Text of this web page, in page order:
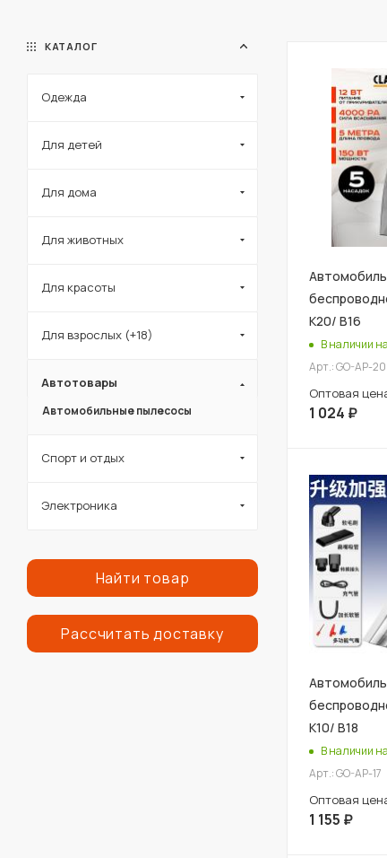
К20/ В16
В наличии
Арт.: GO-AP-20
Оптовая
1 024 ₽
К10/ В18
В наличии
Арт.: GO-AP-17
Оптовая
1 155 ₽
КАТАЛОГ
Одежда
Для детей
Для дома
Для животных
Для красоты
Для взрослых (+18)
Автотовары
Автомобильные пылесосы
Спорт и отдых
Электроника
Найти товар
Рассчитать доставку